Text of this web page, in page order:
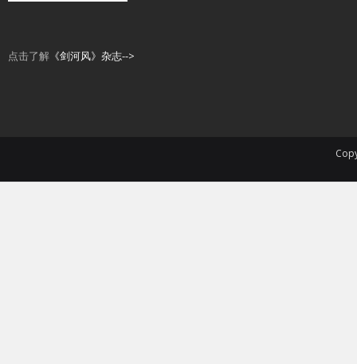
点击了解 《剑河风》杂志-->